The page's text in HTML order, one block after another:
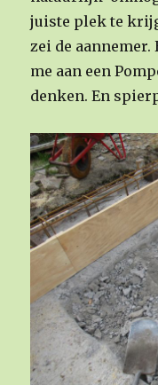
juiste plek te
zei de aannemer.
me aan een
denken. En